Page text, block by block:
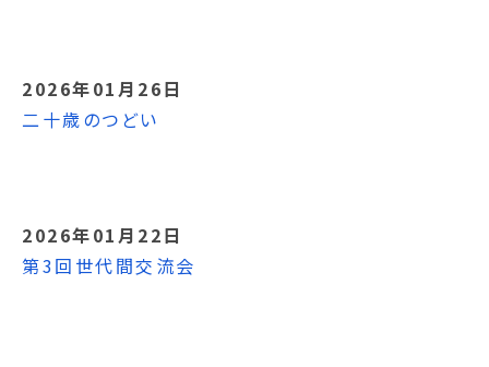
2026年01月26日
二十歳のつどい
2026年01月22日
第3回世代間交流会